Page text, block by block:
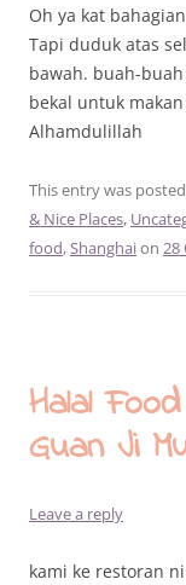
Oh ya kat
Tapi duduk atas
bawah. buah-
bekal untuk
Alhamdulillah
This entry was
& Nice Places,
food,Shanghaion 28
Halal
Guan Ji
Leave a reply
kami ke restoran